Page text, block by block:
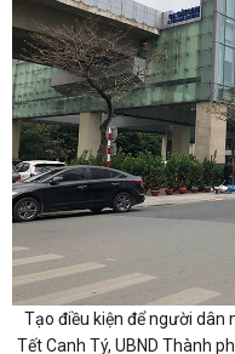
Tạo điều kiện để người dân
Tết Canh Tý, UBND Thành